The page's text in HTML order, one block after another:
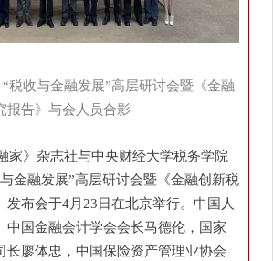
“税收与金融发展”高层研讨会暨《金融
报告》与会人员合影
家》杂志社与中央财经大学税务学院
金融发展”高层研讨会暨《金融创新税
发布会于4月23日在北京举行。中国人
中国金融会计学会会长马德伦，国家
长廖体忠，中国保险资产管理业协会